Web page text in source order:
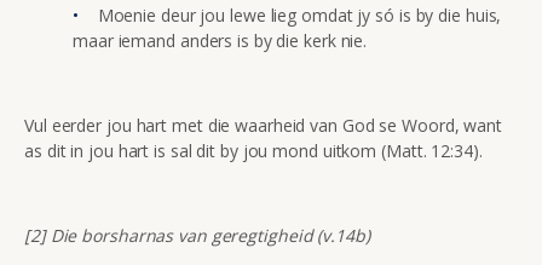
Moenie deur jou lewe lieg omdat jy só is by die huis,
maar iemand anders is by die kerk nie.
Vul eerder jou hart met die waarheid van God se Woord, want
as dit in jou hart is sal dit by jou mond uitkom (Matt. 12:34).
[2] Die borsharnas van geregtigheid (v.14b)